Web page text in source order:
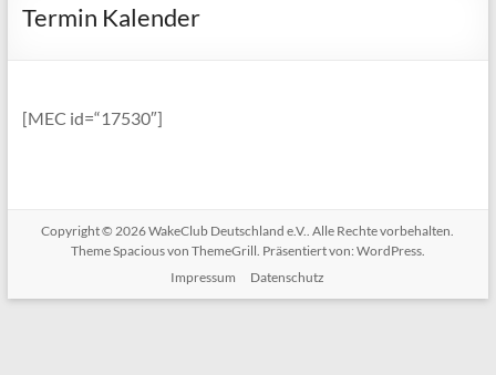
Termin Kalender
[MEC id=“17530″]
Copyright © 2026WakeClub Deutschland e.V. . Alle Rechte vorbehalten.
ThemeSpaciousvon ThemeGrill. Präsentiert von: WordPress.
Impressum
Datenschutz